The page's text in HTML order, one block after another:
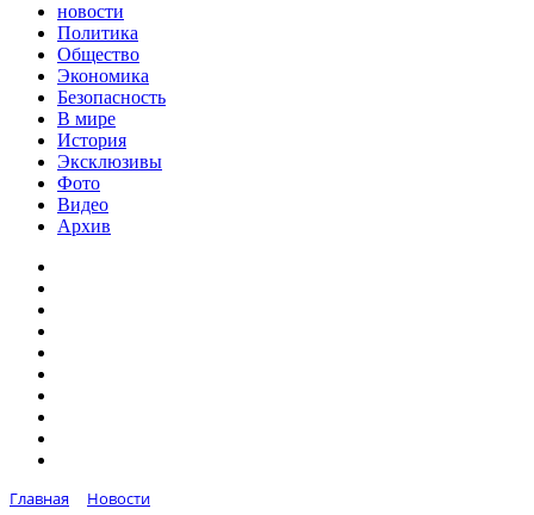
новости
Политика
Общество
Экономика
Безопасность
В мире
История
Эксклюзивы
Фото
Видео
Архив
Главная
Новости